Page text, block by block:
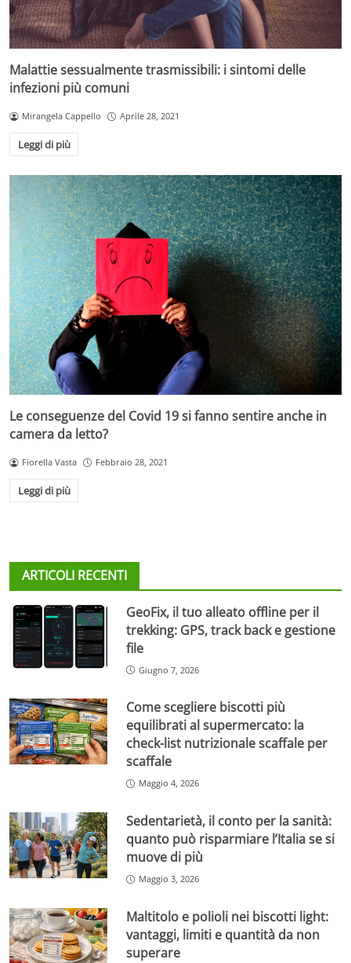
Malattie sessualmente trasmissibili: i sintomi delle
infezioni più comuni
Mirangela Cappello Aprile 28, 2021
Leggi di più
Le conseguenze del Covid 19 si fanno sentire anche in
camera da letto?
Fiorella Vasta Febbraio 28, 2021
Leggi di più
ARTICOLI RECENTI
GeoFix, il tuo alleato offline per il
trekking: GPS, track back e gestione
file
Giugno 7, 2026
Come scegliere biscotti più
equilibrati al supermercato: la
check-list nutrizionale scaffale per
scaffale
Maggio 4, 2026
Sedentarietà, il conto per la sanità:
quanto può risparmiare l’Italia se si
muove di più
Maggio 3, 2026
Maltitolo e polioli nei biscotti light:
vantaggi, limiti e quantità da non
superare